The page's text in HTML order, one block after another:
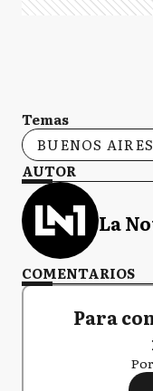
Temas
BUENOS AIRES
AUTOR
La
COMENTARIOS
Para